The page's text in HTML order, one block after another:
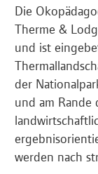
Die
Therme &
und ist
der
und am Rande
werden nach